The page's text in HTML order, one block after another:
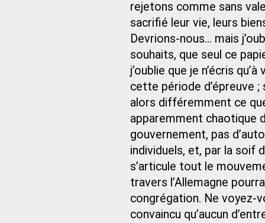
rejetons comme sans
sacrifié leur vie, leurs
Devrions-nous… mais
souhaits, que seul ce
j’oublie que je n’écris
cette période d’épreuve
alors différemment ce
apparemment chaotique
gouvernement, pas
individuels, et, par la soif
s’articule tout le
travers l’Allemagne
congrégation. Ne voyez-
convaincu qu’aucun